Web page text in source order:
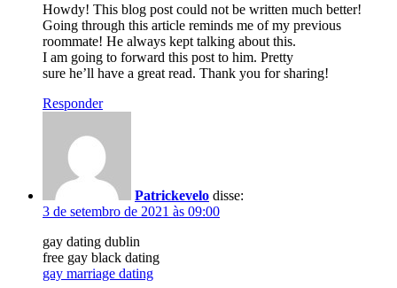
Howdy! This blog post could not be written much better!
Going through this article reminds me of my previous
roommate! He always kept talking about this.
I am going to forward this post to him. Pretty
sure he’ll have a great read. Thank you for sharing!
Responder
Patrickevelo disse:
3 de setembro de 2021 às 09:00
gay dating dublin
free gay black dating
gay marriage dating